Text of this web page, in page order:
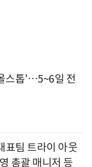
스톱'…5~6일 전
표팀 트라이 아웃
총괄 매니저 등